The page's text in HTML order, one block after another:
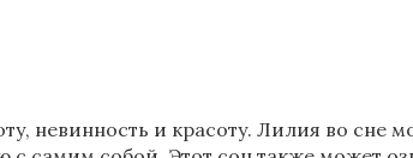
невинность и красоту. Лилия во сне